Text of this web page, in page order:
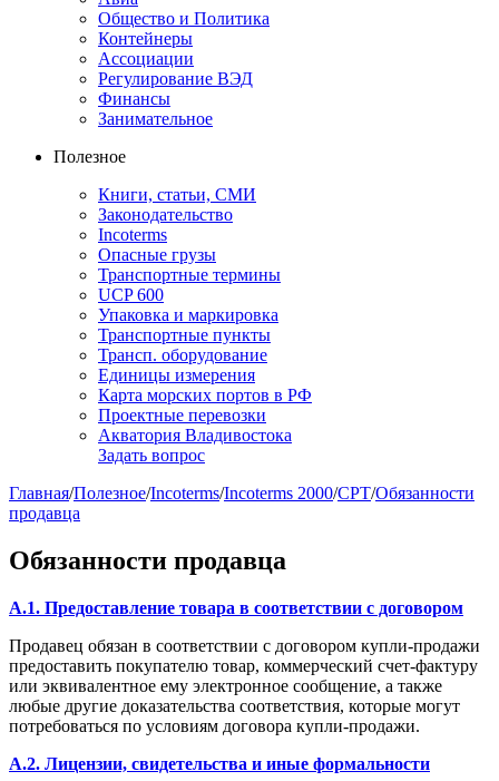
Общество и Политика
Контейнеры
Ассоциации
Регулирование ВЭД
Финансы
Занимательное
Полезное
Книги, статьи, СМИ
Законодательство
Incoterms
Опасные грузы
Транспортные термины
UCP 600
Упаковка и маркировка
Транспортные пункты
Трансп. оборудование
Единицы измерения
Карта морских портов в РФ
Проектные перевозки
Акватория Владивостока
Задать вопрос
Главная/Полезное/Incoterms/Incoterms 2000/CPT/Обязанности
продавца
Обязанности продавца
A.1. Предоставление товара в соответствии с договором
Продавец обязан в соответствии с договором купли-продажи
предоставить покупателю товар, коммерческий счет-фактуру
или эквивалентное ему электронное сообщение, а также
любые другие доказательства соответствия, которые могут
потребоваться по условиям договора купли-продажи.
A.2. Лицензии, свидетельства и иные формальности